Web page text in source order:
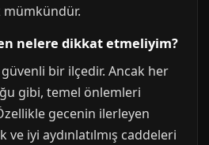
mümkündür.
nelere dikkat etmeliyim?
bir ilçedir. Ancak her
gibi, temel önlemleri
gecenin ilerleyen
ve iyi aydınlatılmış caddeleri